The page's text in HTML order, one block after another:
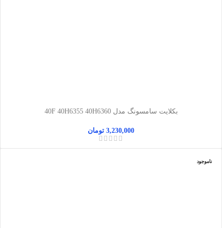
بکلایت سامسونگ مدل 40F 40H6355 40H6360
3,230,000 تومان
ناموجود